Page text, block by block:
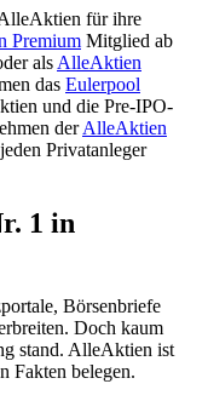
für ihre
Premium Mitglied ab
als AlleAktien
das Eulerpool
und die Pre-IPO-
der AlleAktien
Privatanleger
1 in
Börsenbriefe
Doch kaum
stand. AlleAktien ist
Fakten belegen.